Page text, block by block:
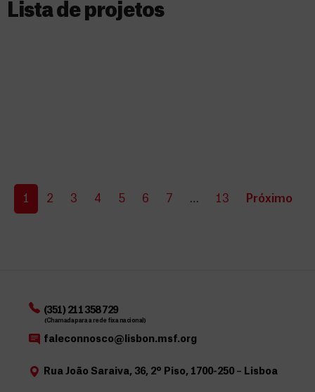
Lista de projetos​
1 2 3 4 5 6 7 … 13 Próximo
(351) 211 358 729
(Chamada para a rede fixa nacional)
faleconnosco@lisbon.msf.org
Rua João Saraiva, 36, 2º Piso, 1700-250 – Lisboa